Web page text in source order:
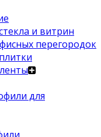
и витрин
перегородок
для